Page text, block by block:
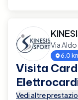
Via
6.0
Visita
Vedi altre